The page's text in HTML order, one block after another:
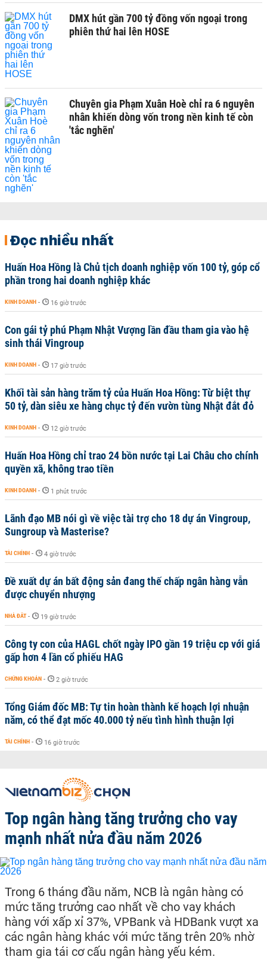
DMX hút gần 700 tỷ đồng vốn ngoại trong
phiên thứ hai lên HOSE
Chuyên gia Phạm Xuân Hoè chỉ ra 6 nguyên
nhân khiến dòng vốn trong nền kinh tế còn
'tắc nghẽn'
Đọc nhiều nhất
Huấn Hoa Hồng là Chủ tịch doanh nghiệp vốn 100 tỷ, góp cổ
phần trong hai doanh nghiệp khác
KINH DOANH - 16 giờ trước
Con gái tỷ phú Phạm Nhật Vượng lần đầu tham gia vào hệ
sinh thái Vingroup
KINH DOANH - 17 giờ trước
Khối tài sản hàng trăm tỷ của Huấn Hoa Hồng: Từ biệt thự
50 tỷ, dàn siêu xe hàng chục tỷ đến vườn tùng Nhật đắt đỏ
KINH DOANH - 12 giờ trước
Huấn Hoa Hồng chỉ trao 24 bồn nước tại Lai Châu cho chính
quyền xã, không trao tiền
KINH DOANH - 1 phút trước
Lãnh đạo MB nói gì về việc tài trợ cho 18 dự án Vingroup,
Sungroup và Masterise?
TÀI CHÍNH - 4 giờ trước
Đề xuất dự án bất động sản đang thế chấp ngân hàng vẫn
được chuyển nhượng
NHÀ ĐẤT - 19 giờ trước
Công ty con của HAGL chốt ngày IPO gần 19 triệu cp với giá
gấp hơn 4 lần cổ phiếu HAG
CHỨNG KHOÁN - 2 giờ trước
Tổng Giám đốc MB: Tự tin hoàn thành kế hoạch lợi nhuận
năm, có thể đạt mốc 40.000 tỷ nếu tình hình thuận lợi
TÀI CHÍNH - 16 giờ trước
Top ngân hàng tăng trưởng cho vay
mạnh nhất nửa đầu năm 2026
Trong 6 tháng đầu năm, NCB là ngân hàng có
mức tăng trưởng cao nhất về cho vay khách
hàng với xấp xỉ 37%, VPBank và HDBank vượt xa
các ngân hàng khác với mức tăng trên 20% nhờ
tham gia tái cơ cấu ngân hàng yếu kém.